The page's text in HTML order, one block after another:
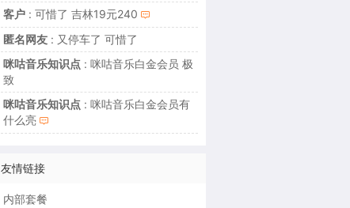
客户: 可惜了 吉林19元240
匿名网友: 又停车了 可惜了
咪咕音乐知识点: 咪咕音乐白金会员 极
致
咪咕音乐知识点: 咪咕音乐白金会员有
什么亮
友情链接
内部套餐